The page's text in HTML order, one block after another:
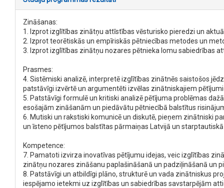
Zināšanas:
1. Izprot izglītības zinātņu attīstības vēsturisko pieredzi un
2. Izprot teorētiskās un empīriskās pētniecības metodes un
3. Izprot izglītības zinātņu nozares pētnieka lomu sabiedrības
Prasmes:
4. Sistēmiski analizē, interpretē izglītības zinātnēs saistošos
patstāvīgi izvērtē un argumentēti izvēlas zinātniskajiem
5. Patstāvīgi formulē un kritiski analizē pētījuma problēmas
esošajām zināšanām un piedāvātu pētniecībā balstītus
6. Mutiski un rakstiski komunicē un diskutē, pieņem zinātniski
un īsteno pētījumos balstītas pārmaiņas Latvijā un starptautiskā
Kompetence:
7. Pamatoti izvirza inovatīvas pētījumu idejas, veic izglītības
zinātņu nozares zināšanu paplašināšanā un padziļināšanā un
8. Patstāvīgi un atbildīgi plāno, strukturē un vada zinātniskus
iespējamo ietekmi uz izglītības un sabiedrības savstarpējām